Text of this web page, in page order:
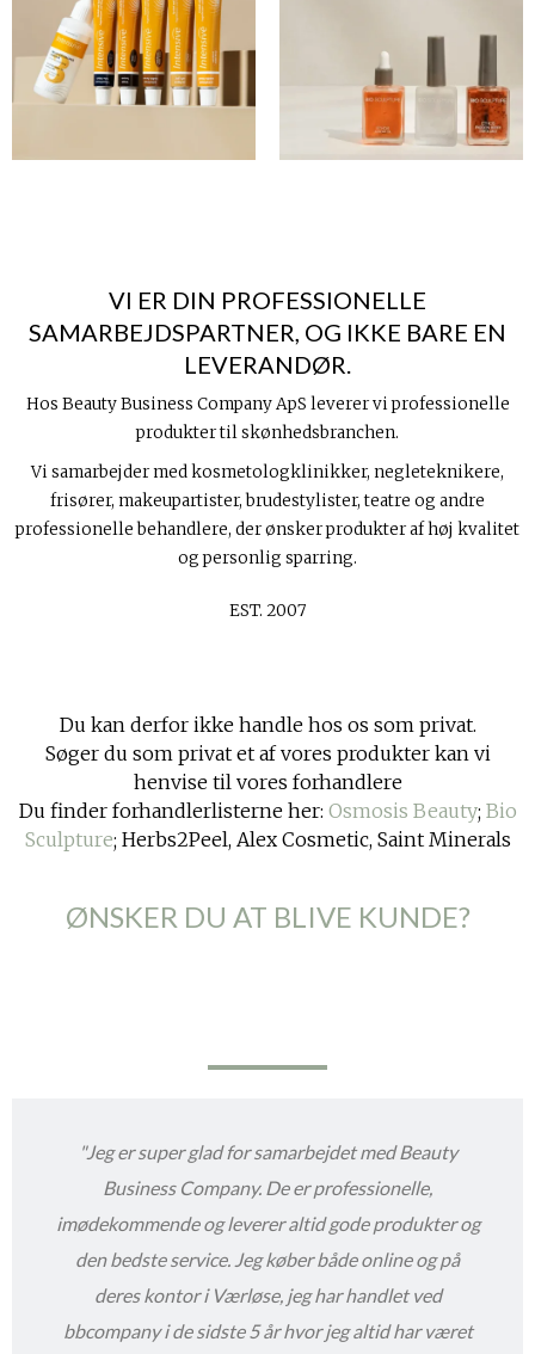
VI ER DIN PROFESSIONELLE
SAMARBEJDSPARTNER, OG IKKE BARE EN
LEVERANDØR.
Hos Beauty Business Company ApS leverer vi professionelle
produkter til skønhedsbranchen.
Vi samarbejder med kosmetologklinikker, negleteknikere,
frisører, makeupartister, brudestylister, teatre og andre
professionelle behandlere, der ønsker produkter af høj kvalitet
og personlig sparring.
EST. 2007
Du kan derfor ikke handle hos os som privat.
Søger du som privat et af vores produkter kan vi
henvise til vores forhandlere
Du finder forhandlerlisterne her: Osmosis Beauty; Bio
Sculpture; Herbs2Peel, Alex Cosmetic, Saint Minerals
ØNSKER DU AT BLIVE KUNDE?
"Jeg er super glad for samarbejdet med Beauty
Business Company. De er professionelle,
imødekommende og leverer altid gode produkter og
den bedste service. Jeg køber både online og på
deres kontor i Værløse, jeg har handlet ved
bbcompany i de sidste 5 år hvor jeg altid har været